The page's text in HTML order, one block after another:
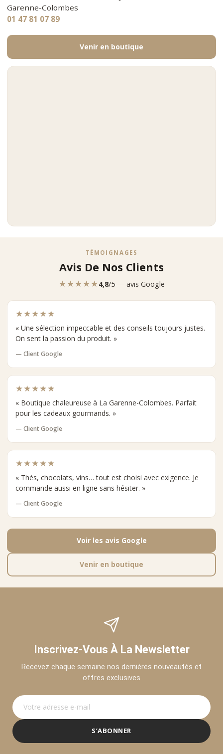
Garenne-Colombes
01 47 81 07 89
Venir en boutique
TÉMOIGNAGES
Avis De Nos Clients
★★★★★4,8/5 — avis Google
★★★★★
« Une sélection impeccable et des conseils toujours justes.
On sent la passion du produit. »
— Client Google
★★★★★
« Boutique chaleureuse à La Garenne-Colombes. Parfait
pour les cadeaux gourmands. »
— Client Google
★★★★★
« Thés, chocolats, vins… tout est choisi avec exigence. Je
commande aussi en ligne sans hésiter. »
— Client Google
Voir les avis Google
Venir en boutique
Inscrivez-Vous À La Newsletter
Recevez chaque semaine nos dernières nouveautés et
offres exclusives
S’ABONNER